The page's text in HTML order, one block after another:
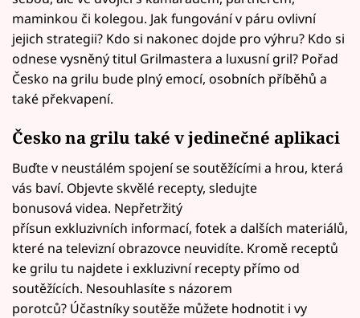
maminkou či kolegou. Jak fungování v páru ovlivní
jejich strategii? Kdo si nakonec dojde pro výhru? Kdo si
odnese vysněný titul Grilmastera a luxusní gril? Pořad
Česko na grilu bude plný emocí, osobních příběhů a
také překvapení.
Česko na grilu také v jedinečné aplikaci
Buďte v neustálém spojení se soutěžícími a hrou, která
vás baví. Objevte skvělé recepty, sledujte
bonusová videa. Nepřetržitý
přísun exkluzivních informací, fotek a dalších materiálů,
které na televizní obrazovce neuvidíte. Kromě receptů
ke grilu tu najdete i exkluzivní recepty přímo od
soutěžících. Nesouhlasíte s názorem
porotců? Účastníky soutěže můžete hodnotit i vy